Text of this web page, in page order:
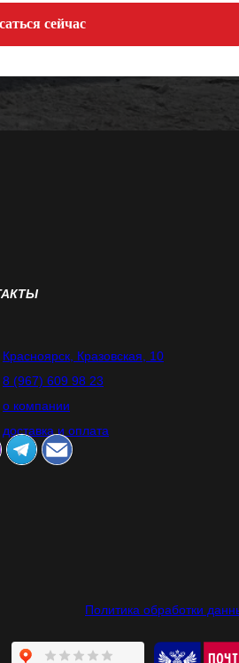
сейчас
Политика обработки
Красноярск, Кразовская, 10
8 (967) 609 98 23
о компании
доставка и оплата